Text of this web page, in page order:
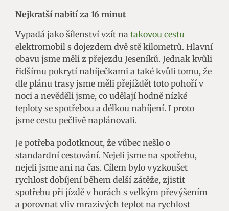
Nejkratší nabití za 16 minut
Vypadá jako šílenství vzít na takovou cestu
elektromobil s dojezdem dvě stě kilometrů. Hlavní
obavu jsme měli z přejezdu Jeseníků. Jednak kvůli
řidšímu pokrytí nabíječkami a také kvůli tomu, že
dle plánu trasy jsme měli přejíždět toto pohoří v
noci a nevěděli jsme, co udělají hodně nízké
teploty se spotřebou a délkou nabíjení. I proto
jsme cestu pečlivě naplánovali.
Je potřeba podotknout, že vůbec nešlo o
standardní cestování. Nejeli jsme na spotřebu,
nejeli jsme ani na čas. Cílem bylo vyzkoušet
rychlost dobíjení během delší zátěže, zjistit
spotřebu při jízdě v horách s velkým převýšením
a porovnat vliv mrazivých teplot na rychlost